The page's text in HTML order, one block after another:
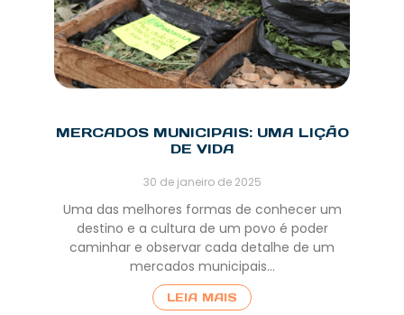
MERCADOS MUNICIPAIS: UMA LIÇÃO
DE VIDA
30 de janeiro de 2025
Uma das melhores formas de conhecer um
destino e a cultura de um povo é poder
caminhar e observar cada detalhe de um
mercados municipais…
LEIA MAIS